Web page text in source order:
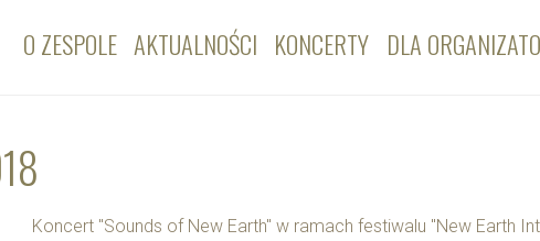
O ZESPOLE AKTUALNOŚCI KONCERTY DLA
Koncert "Sounds of New Earth" w ramach festiwalu "New Earth